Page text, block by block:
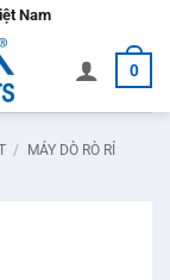
Nam
0
/ MÁY DÒ RÒ RỈ